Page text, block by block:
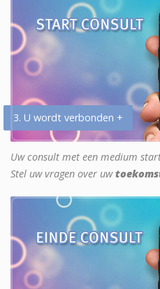
3. U wordt verbonden +
Uw consult met een medium
Stel uw vragen over uw